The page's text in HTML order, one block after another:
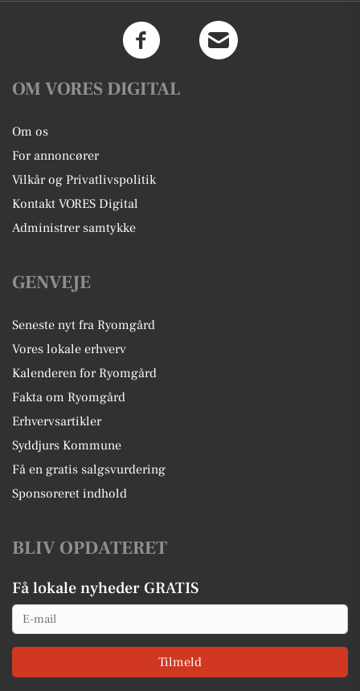
OM VORES DIGITAL
Om os
For annoncører
Vilkår og Privatlivspolitik
Kontakt VORES Digital
Administrer samtykke
GENVEJE
Seneste nyt fra Ryomgård
Vores lokale erhverv
Kalenderen for Ryomgård
Fakta om Ryomgård
Erhvervsartikler
Syddjurs Kommune
Få en gratis salgsvurdering
Sponsoreret indhold
BLIV OPDATERET
Få lokale nyheder GRATIS
Email
Tilmeld